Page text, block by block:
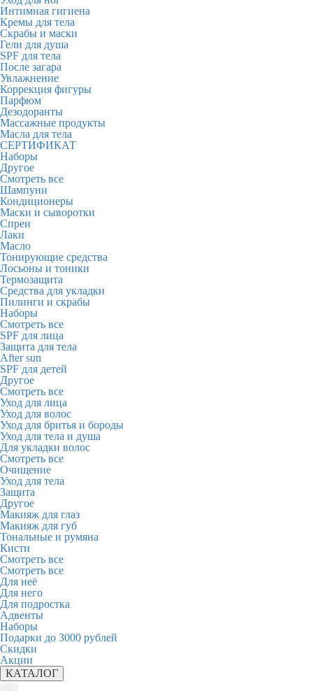
Интимная гигиена
Кремы для тела
Скрабы и маски
Гели для душа
SPF для тела
После загара
Увлажнение
Коррекция фигуры
Парфюм
Дезодоранты
Массажные продукты
Масла для тела
СЕРТИФИКАТ
Наборы
Другое
Смотреть все
Шампуни
Кондиционеры
Маски и сыворотки
Спреи
Лаки
Масло
Тонирующие средства
Лосьоны и тоники
Термозащита
Средства для укладки
Пилинги и скрабы
Наборы
Смотреть все
SPF для лица
Защита для тела
After sun
SPF для детей
Другое
Смотреть все
Уход для лица
Уход для волос
Уход для бритья и бороды
Уход для тела и душа
Для укладки волос
Смотреть все
Очищение
Уход для тела
Защита
Другое
Макияж для глаз
Макияж для губ
Тональные и румяна
Кисти
Смотреть все
Смотреть все
Для неё
Для него
Для подростка
Адвенты
Наборы
Подарки до 3000 рублей
Скидки
Акции
КАТАЛОГ